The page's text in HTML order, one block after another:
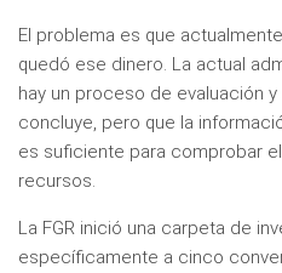
El problema es que
quedó ese dinero. La actual
hay un proceso de evaluación
concluye, pero que la
es suficiente para comprobar
recursos.
La FGR inició una carpeta de
específicamente a cinco